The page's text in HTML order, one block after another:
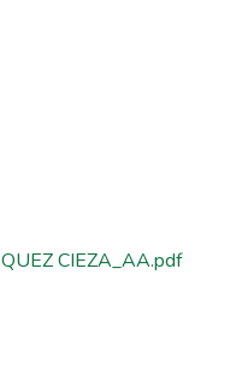
CIEZA_AA.pdf